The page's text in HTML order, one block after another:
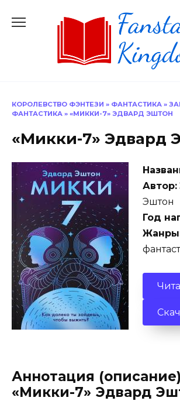
КОРОЛЕВСТВО ФЭНТЕЗИ » ФАНТАСТИКА »
ФАНТАСТИКА » «МИККИ-7» ЭДВАРД ЭШТОН
«Микки-7» Эдвард
Автор:
Эштон
Год
Аннотация
«Микки-7» Эдвард